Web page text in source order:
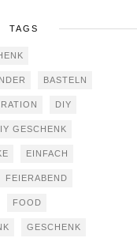
TAGS
BASTELN
DIY
GESCHENK
EINFACH
FEIERABEND
FOOD
GESCHENK